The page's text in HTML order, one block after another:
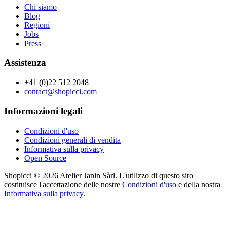
Chi siamo
Blog
Regioni
Jobs
Press
Assistenza
+41 (0)22 512 2048
contact@shopicci.com
Informazioni legali
Condizioni d'uso
Condizioni generali di vendita
Informativa sulla privacy
Open Source
Shopicci © 2026 Atelier Janin Sàrl. L'utilizzo di questo sito
costituisce l'accettazione delle nostre Condizioni d'uso e della nostra
Informativa sulla privacy.